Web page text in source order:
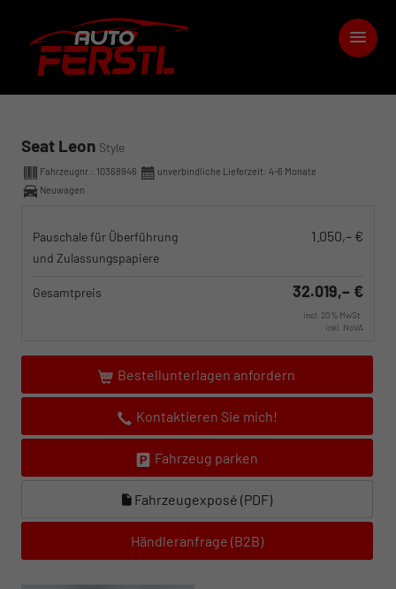
Seat Leon Style
Fahrzeugnr.: 10368946
unverbindliche Lieferzeit: 4-6 Monate
Neuwagen
Pauschale für Überführung
und Zulassungspapiere
1.050,– €
Gesamtpreis 32.019,– €
incl. 20% MwSt.
inkl. NoVA
Bestellunterlagen anfordern
Kontaktieren Sie mich!
Fahrzeug parken
Fahrzeugexposé (PDF)
Händleranfrage (B2B)